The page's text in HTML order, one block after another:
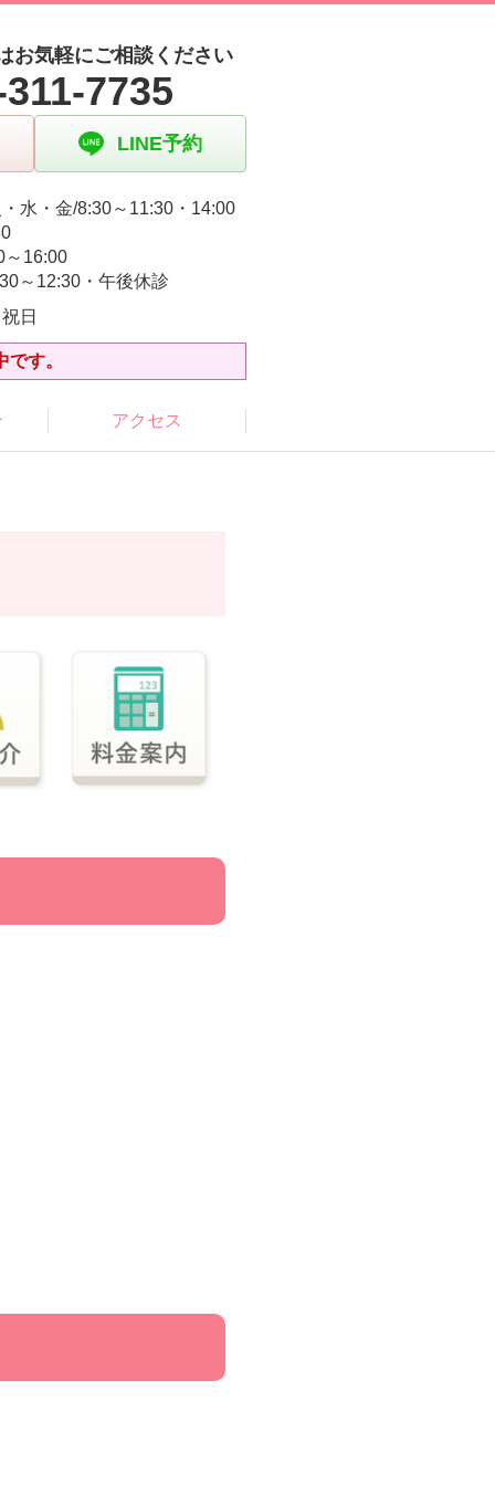
お気軽にご相談ください
7735
LINE予約
水・金/8:30～11:30・14:00
～16:00
～12:30・午後休診
日
す。
アクセス